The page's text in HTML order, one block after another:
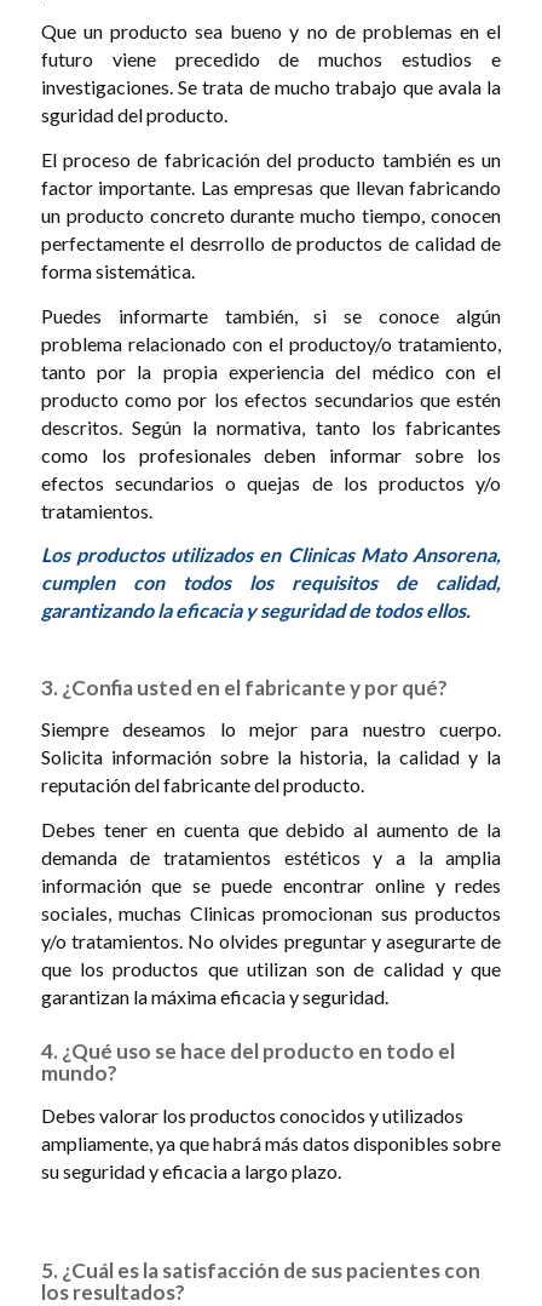
Que un producto sea bueno y no de problemas en el
futuro viene precedido de muchos estudios e
investigaciones. Se trata de mucho trabajo que avala la
sguridad del producto.
El proceso de fabricación del producto también es un
factor importante. Las empresas que llevan fabricando
un producto concreto durante mucho tiempo, conocen
perfectamente el desrrollo de productos de calidad de
forma sistemática.
Puedes informarte también, si se conoce algún
problema relacionado con el productoy/o tratamiento,
tanto por la propia experiencia del médico con el
producto como por los efectos secundarios que estén
descritos. Según la normativa, tanto los fabricantes
como los profesionales deben informar sobre los
efectos secundarios o quejas de los productos y/o
tratamientos.
Los productos utilizados en Clinicas Mato Ansorena,
cumplen con todos los requisitos de calidad,
garantizando la eficacia y seguridad de todos ellos.
3. ¿Confia usted en el fabricante y por qué?
Siempre deseamos lo mejor para nuestro cuerpo.
Solicita información sobre la historia, la calidad y la
reputación del fabricante del producto.
Debes tener en cuenta que debido al aumento de la
demanda de tratamientos estéticos y a la amplia
información que se puede encontrar online y redes
sociales, muchas Clinicas promocionan sus productos
y/o tratamientos. No olvides preguntar y asegurarte de
que los productos que utilizan son de calidad y que
garantizan la máxima eficacia y seguridad.
4. ¿Qué uso se hace del producto en todo el
mundo?
Debes valorar los productos conocidos y utilizados
ampliamente, ya que habrá más datos disponibles sobre
su seguridad y eficacia a largo plazo.
5. ¿Cuál es la satisfacción de sus pacientes con
los resultados?